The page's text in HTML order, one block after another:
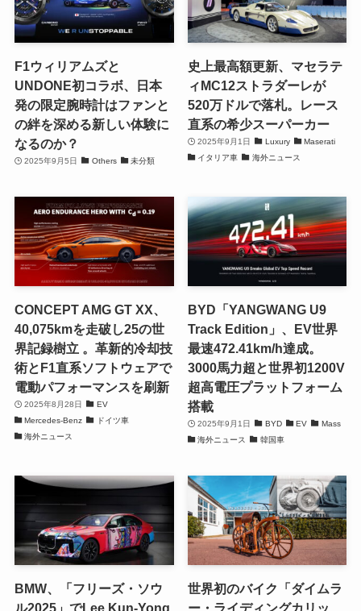
F1ウィリアムズと
UNDONE初コラボ、日本
発の限定腕時計はファンと
の絆を深める新しい体験に
なるのか？
2025年9月5日 Others 未分類
史上最高額更新、マセラテ
ィMC12ストラダーレが
520万ドルで落札。レース
直系の希少スーパーカー
2025年9月1日 Luxury
Maserati
イタリア車
海外ニュース
CONCEPT AMG GT XX、
40,075kmを走破し25の世
界記録樹立 。革新的冷却技
術とF1直系ソフトウェアで
電動パフォーマンスを刷新
2025年8月28日
EV
Mercedes-Benz
ドイツ車
海外ニュース
BYD「YANGWANG U9
Track Edition」、EV世界
最速472.41km/h達成。
3000馬力超と世界初1200V
超高電圧プラットフォーム
搭載
2025年9月1日 BYD EV
Mass
海外ニュース
韓国車
BMW、「フリーズ・ソウ
ル2025」でLee Kun-Yong
世界初のバイク「ダイムラ
ー・ライディングカリッ